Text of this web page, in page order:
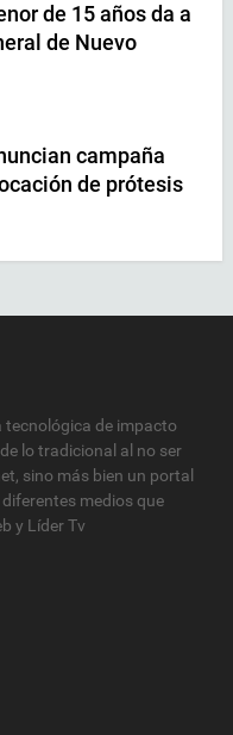
de 15 años da a
de Nuevo
campaña
de prótesis
de impacto
lo tradicional al no ser
sino más bien un portal
medios que
y Líder Tv